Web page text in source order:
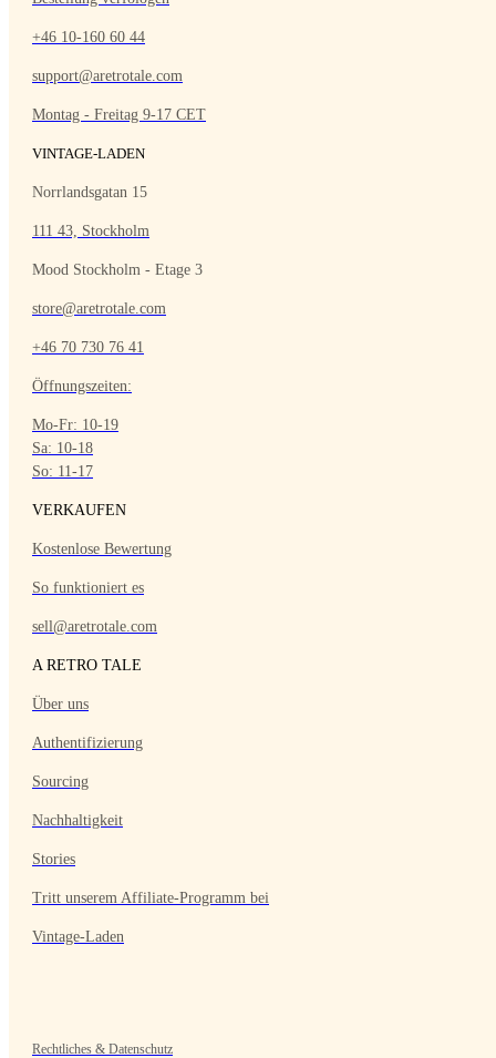
+46 10-160 60 44
support@aretrotale.com
Montag - Freitag 9-17 CET
VINTAGE-LADEN
Norrlandsgatan 15
111 43, Stockholm
Mood Stockholm - Etage 3
store@aretrotale.com
+46 70 730 76 41
Öffnungszeiten:
Mo-Fr: 10-19
Sa: 10-18
So: 11-17
VERKAUFEN
Kostenlose Bewertung
So funktioniert es
sell@aretrotale.com
A RETRO TALE
Über uns
Authentifizierung
Sourcing
Nachhaltigkeit
Stories
Tritt unserem Affiliate-Programm bei
Vintage-Laden
Rechtliches & Datenschutz